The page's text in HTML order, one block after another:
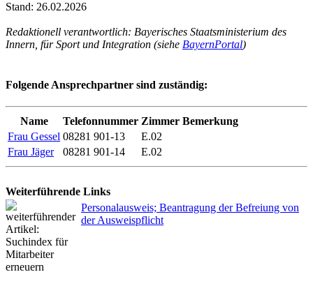
Stand: 26.02.2026
Redaktionell verantwortlich: Bayerisches Staatsministerium des
Innern, für Sport und Integration (siehe BayernPortal)
Folgende Ansprechpartner sind zuständig:
Name Telefonnummer Zimmer Bemerkung
Frau Gessel 08281 901-13
E.02
Frau Jäger
08281 901-14 E.02
Weiterführende Links
Personalausweis; Beantragung der Befreiung von
der Ausweispflicht